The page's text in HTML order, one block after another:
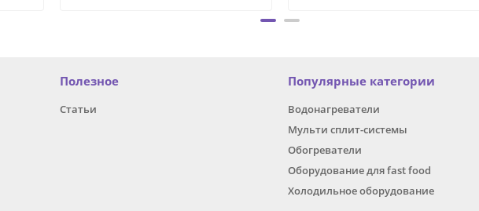
Полезное
Статьи
Популярные категории
Водонагреватели
Мульти сплит-системы
Обогреватели
Оборудование для fast food
Холодильное оборудование